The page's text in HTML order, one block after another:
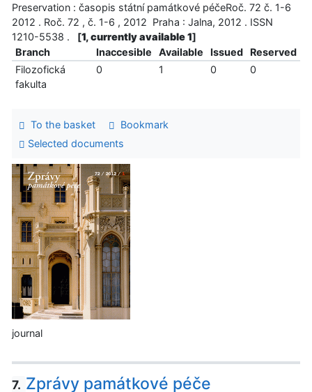
Preservation : časopis státní památkové péčeRoč. 72 č. 1-6
2012 . Roč. 72 , č. 1-6 , 2012 Praha : Jalna, 2012 . ISSN
1210-5538 .
[1, currently available 1]
Branch
Inaccesible Available Issued
Reserved
Filozofická
fakulta
0 1 0 0
To the basket
Bookmark
Selected documents
journal
7. Zprávy památkové péče